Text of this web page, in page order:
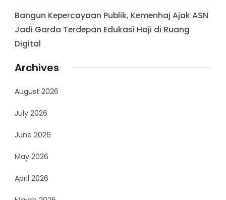
Bangun Kepercayaan Publik, Kemenhaj Ajak ASN
Jadi Garda Terdepan Edukasi Haji di Ruang
Digital
Archives
August 2026
July 2026
June 2026
May 2026
April 2026